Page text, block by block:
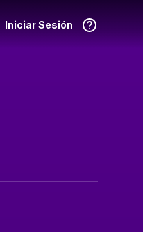
Iniciar Sesión